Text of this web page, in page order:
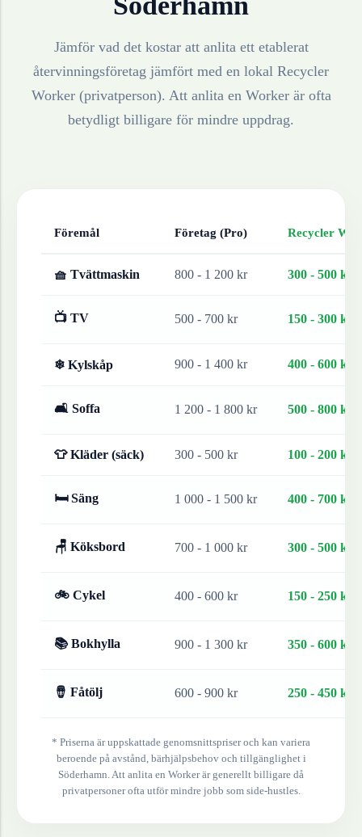
Jämför vad det kostar att anlita ett etablerat
återvinningsföretag jämfört med en lokal Recycler
Worker (privatperson). Att anlita en Worker är ofta
betydligt billigare för mindre uppdrag.
Föremål Företag (Pro) Recycler
🧺 Tvättmaskin 800 - 1 200 kr 300 - 500 kr
📺 TV 500 - 700 kr 150 - 300 kr
❄ Kylskåp 900 - 1 400 kr 400 - 600 kr
🛋 Soffa 1 200 - 1 800 kr 500 - 800 kr
👕 Kläder (säck) 300 - 500 kr 100 - 200 kr
🛏 Säng 1 000 - 1 500 kr 400 - 700 kr
🪑 Köksbord 700 - 1 000 kr 300 - 500 kr
🚲 Cykel 400 - 600 kr 150 - 250 kr
📚 Bokhylla 900 - 1 300 kr 350 - 600 kr
🪘 Fåtölj 600 - 900 kr 250 - 450 kr
* Priserna är uppskattade genomsnittspriser och kan variera
beroende på avstånd, bärhjälpsbehov och tillgänglighet i
Söderhamn. Att anlita en Worker är generellt billigare då
privatpersoner ofta utför mindre jobb som side-hustles.